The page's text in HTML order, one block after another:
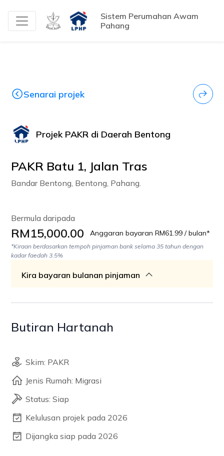
Sistem Perumahan Awam
Pahang
Senarai projek
Projek PAKR di Daerah Bentong
PAKR Batu 1, Jalan Tras
Bandar Bentong, Bentong, Pahang.
Bermula daripada
RM15,000.00Anggaran bayaran RM61.99 / bulan*
*Kiraan berdasarkan tempoh pinjaman bank selama 35 tahun dengan
kadar faedah 3.5%
Kira bayaran bulanan pinjaman
Butiran Hartanah
Skim: PAKR
Jenis Rumah: Migrasi
Status: Siap
Kelulusan projek pada 2026
Dijangka siap pada 2026